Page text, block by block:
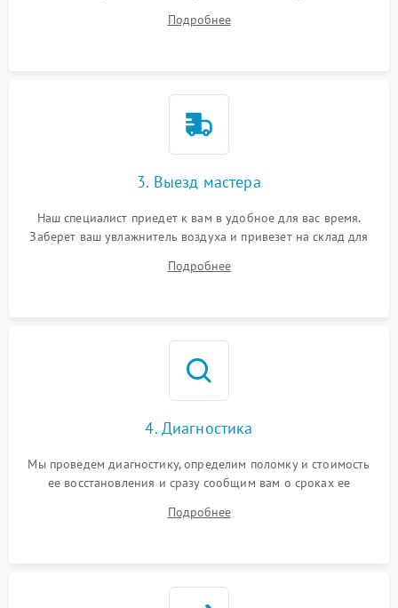
Подробнее
3. Выезд мастера
Наш специалист приедет к вам в удобное для вас время.
Заберет ваш увлажнитель воздуха и привезет на склад для
Подробнее
4. Диагностика
Мы проведем диагностику, определим поломку и стоимость
ее восстановления и сразу сообщим вам о сроках ее
Подробнее